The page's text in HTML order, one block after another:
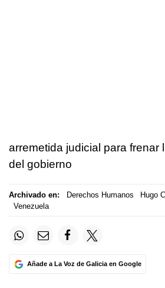
arremetida judicial para frenar
del gobierno
Archivado en: Derechos Humanos Hugo
Venezuela
Añade a La Voz de Galicia en Google